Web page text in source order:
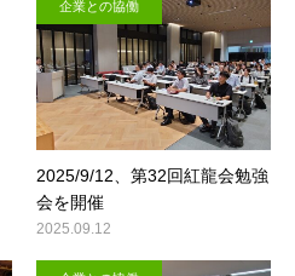
企業との協働
2025/9/12、第32回紅龍会勉強
会を開催
2025.09.12